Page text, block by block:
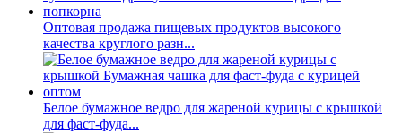
Оптовая продажа пищевых продуктов высокого
качества круглого разн...
Белое бумажное ведро для жареной курицы с крышкой
для фаст-фуда...